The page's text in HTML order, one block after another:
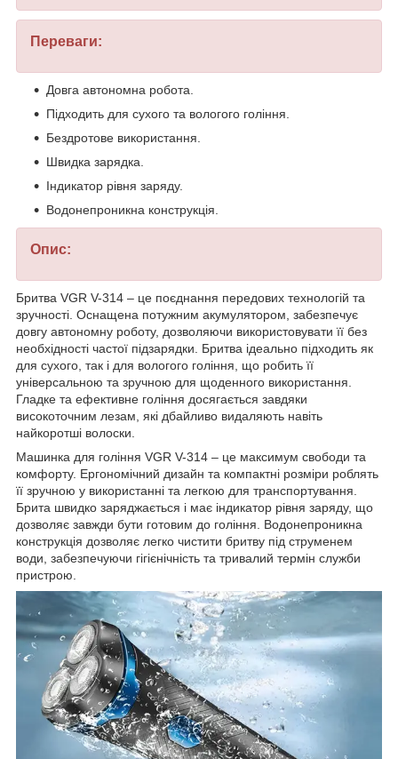
Переваги:
Довга автономна робота.
Підходить для сухого та вологого гоління.
Бездротове використання.
Швидка зарядка.
Індикатор рівня заряду.
Водонепроникна конструкція.
Опис:
Бритва VGR V-314 – це поєднання передових технологій та
зручності. Оснащена потужним акумулятором, забезпечує
довгу автономну роботу, дозволяючи використовувати її без
необхідності частої підзарядки. Бритва ідеально підходить як
для сухого, так і для вологого гоління, що робить її
універсальною та зручною для щоденного використання.
Гладке та ефективне гоління досягається завдяки
високоточним лезам, які дбайливо видаляють навіть
найкоротші волоски.
Машинка для гоління VGR V-314 – це максимум свободи та
комфорту. Ергономічний дизайн та компактні розміри роблять
її зручною у використанні та легкою для транспортування.
Брита швидко заряджається і має індикатор рівня заряду, що
дозволяє завжди бути готовим до гоління. Водонепроникна
конструкція дозволяє легко чистити бритву під струменем
води, забезпечуючи гігієнічність та тривалий термін служби
пристрою.